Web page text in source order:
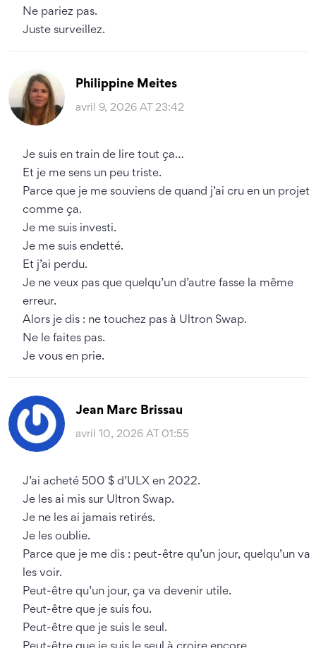
Ne pariez pas.
Juste surveillez.
Philippine Meites
avril 9, 2026 AT 23:42
Je suis en train de lire tout ça…
Et je me sens un peu triste.
Parce que je me souviens de quand j’ai cru en un projet
comme ça.
Je me suis investi.
Je me suis endetté.
Et j’ai perdu.
Je ne veux pas que quelqu’un d’autre fasse la même
erreur.
Alors je dis : ne touchez pas à Ultron Swap.
Ne le faites pas.
Je vous en prie.
Jean Marc Brissau
avril 10, 2026 AT 01:55
J’ai acheté 500 $ d’ULX en 2022.
Je les ai mis sur Ultron Swap.
Je ne les ai jamais retirés.
Je les oublie.
Parce que je me dis : peut-être qu’un jour, quelqu’un va
les voir.
Peut-être qu’un jour, ça va devenir utile.
Peut-être que je suis fou.
Peut-être que je suis le seul.